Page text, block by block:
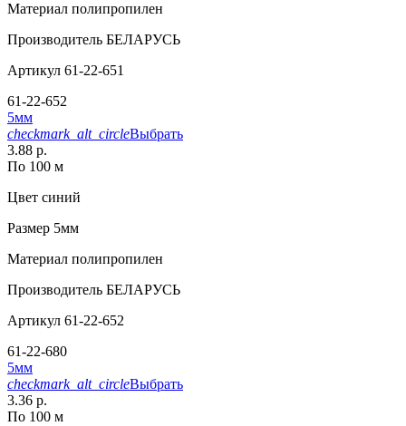
Материал полипропилен
Производитель БЕЛАРУСЬ
Артикул 61-22-651
61-22-652
5мм
checkmark_alt_circleВыбрать
3.88 р.
По 100 м
Цвет синий
Размер 5мм
Материал полипропилен
Производитель БЕЛАРУСЬ
Артикул 61-22-652
61-22-680
5мм
checkmark_alt_circleВыбрать
3.36 р.
По 100 м